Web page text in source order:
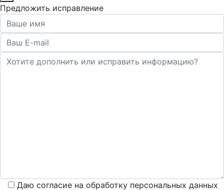
Предложить исправление
Даю согласие на обработку персональных данных